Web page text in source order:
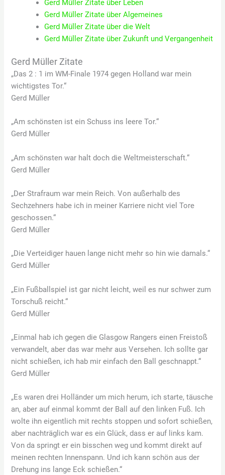
Gerd Müller Zitate über Leben
Gerd Müller Zitate über Algemeines
Gerd Müller Zitate über die Welt
Gerd Müller Zitate über Zukunft und Vergangenheit
Gerd Müller Zitate
„Das 2 : 1 im WM-Finale 1974 gegen Holland war mein
wichtigstes Tor.“
Gerd Müller
„Am schönsten ist ein Schuss ins leere Tor.“
Gerd Müller
„Am schönsten war halt doch die Weltmeisterschaft.“
Gerd Müller
„Der Strafraum war mein Reich. Von außerhalb des
Sechzehners habe ich in meiner Karriere nicht viel Tore
geschossen.“
Gerd Müller
„Die Verteidiger hauen lange nicht mehr so hin wie damals.“
Gerd Müller
„Ein Fußballspiel ist gar nicht leicht, weil es nur schwer zum
Torschuß reicht.“
Gerd Müller
„Einmal hab ich gegen die Glasgow Rangers einen Freistoß
verwandelt, aber das war mehr aus Versehen. Ich sollte gar
nicht schießen, ich hab mir einfach den Ball geschnappt.“
Gerd Müller
„Es waren drei Holländer um mich herum, ich starte, täusche
an, aber auf einmal kommt der Ball auf den linken Fuß. Ich
wolte ihn eigentlich mit rechts stoppen und sofort schießen,
aber nachträglich war es ein Glück, dass er auf links kam.
Von da springt er ein bisschen weg und kommt direkt auf
meinen rechten Innenspann. Und ich kann schön aus der
Drehung ins lange Eck schießen.“